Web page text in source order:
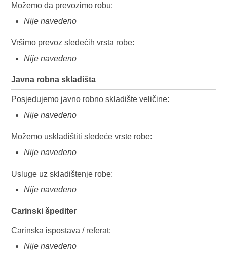
Možemo da prevozimo robu:
Nije navedeno
Vršimo prevoz sledećih vrsta robe:
Nije navedeno
Javna robna skladišta
Posjedujemo javno robno skladište veličine:
Nije navedeno
Možemo uskladištiti sledeće vrste robe:
Nije navedeno
Usluge uz skladištenje robe:
Nije navedeno
Carinski špediter
Carinska ispostava / referat:
Nije navedeno